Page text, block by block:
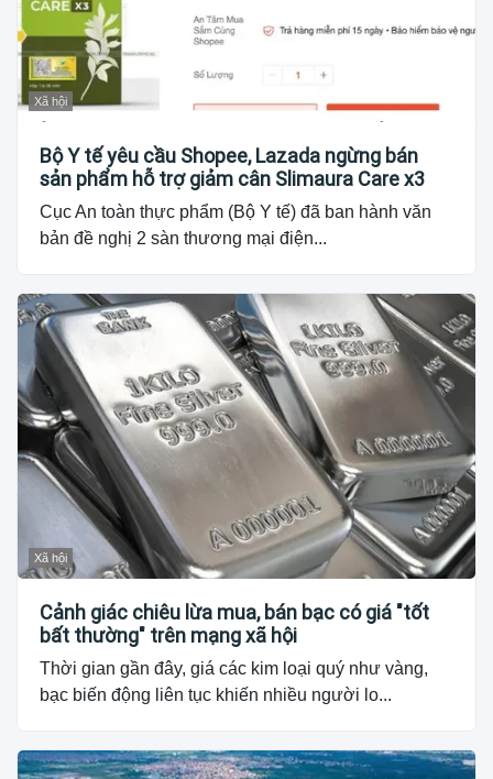
Xã hội
Bộ Y tế yêu cầu Shopee, Lazada ngừng bán
sản phẩm hỗ trợ giảm cân Slimaura Care x3
Cục An toàn thực phẩm (Bộ Y tế) đã ban hành văn
bản đề nghị 2 sàn thương mại điện...
Xã hội
Cảnh giác chiêu lừa mua, bán bạc có giá "tốt
bất thường" trên mạng xã hội
Thời gian gần đây, giá các kim loại quý như vàng,
bạc biến động liên tục khiến nhiều người lo...